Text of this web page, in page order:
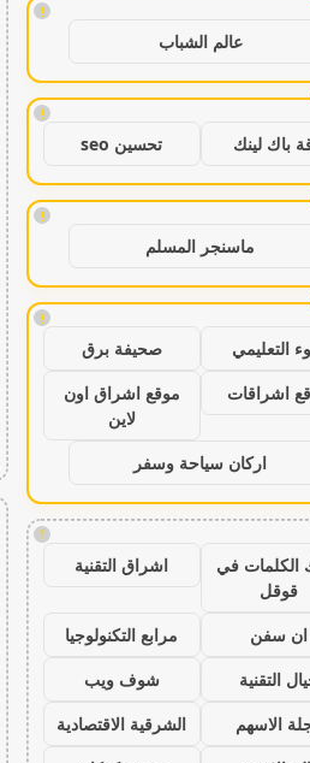
!
عالم الشباب
!
باك لينك تحسين seo
!
ماسنجر المسلم
!
التعليمي
صحيفة برق
اشراقات
موقع اشراق اون
لاين
اركان سياحة وسفر
!
في
قوقل
اشراق التقنية
ان سفن
مرابع التكنولوجيا
التقنية
شوف ويب
الاسهم
الشرقية الاقتصادية